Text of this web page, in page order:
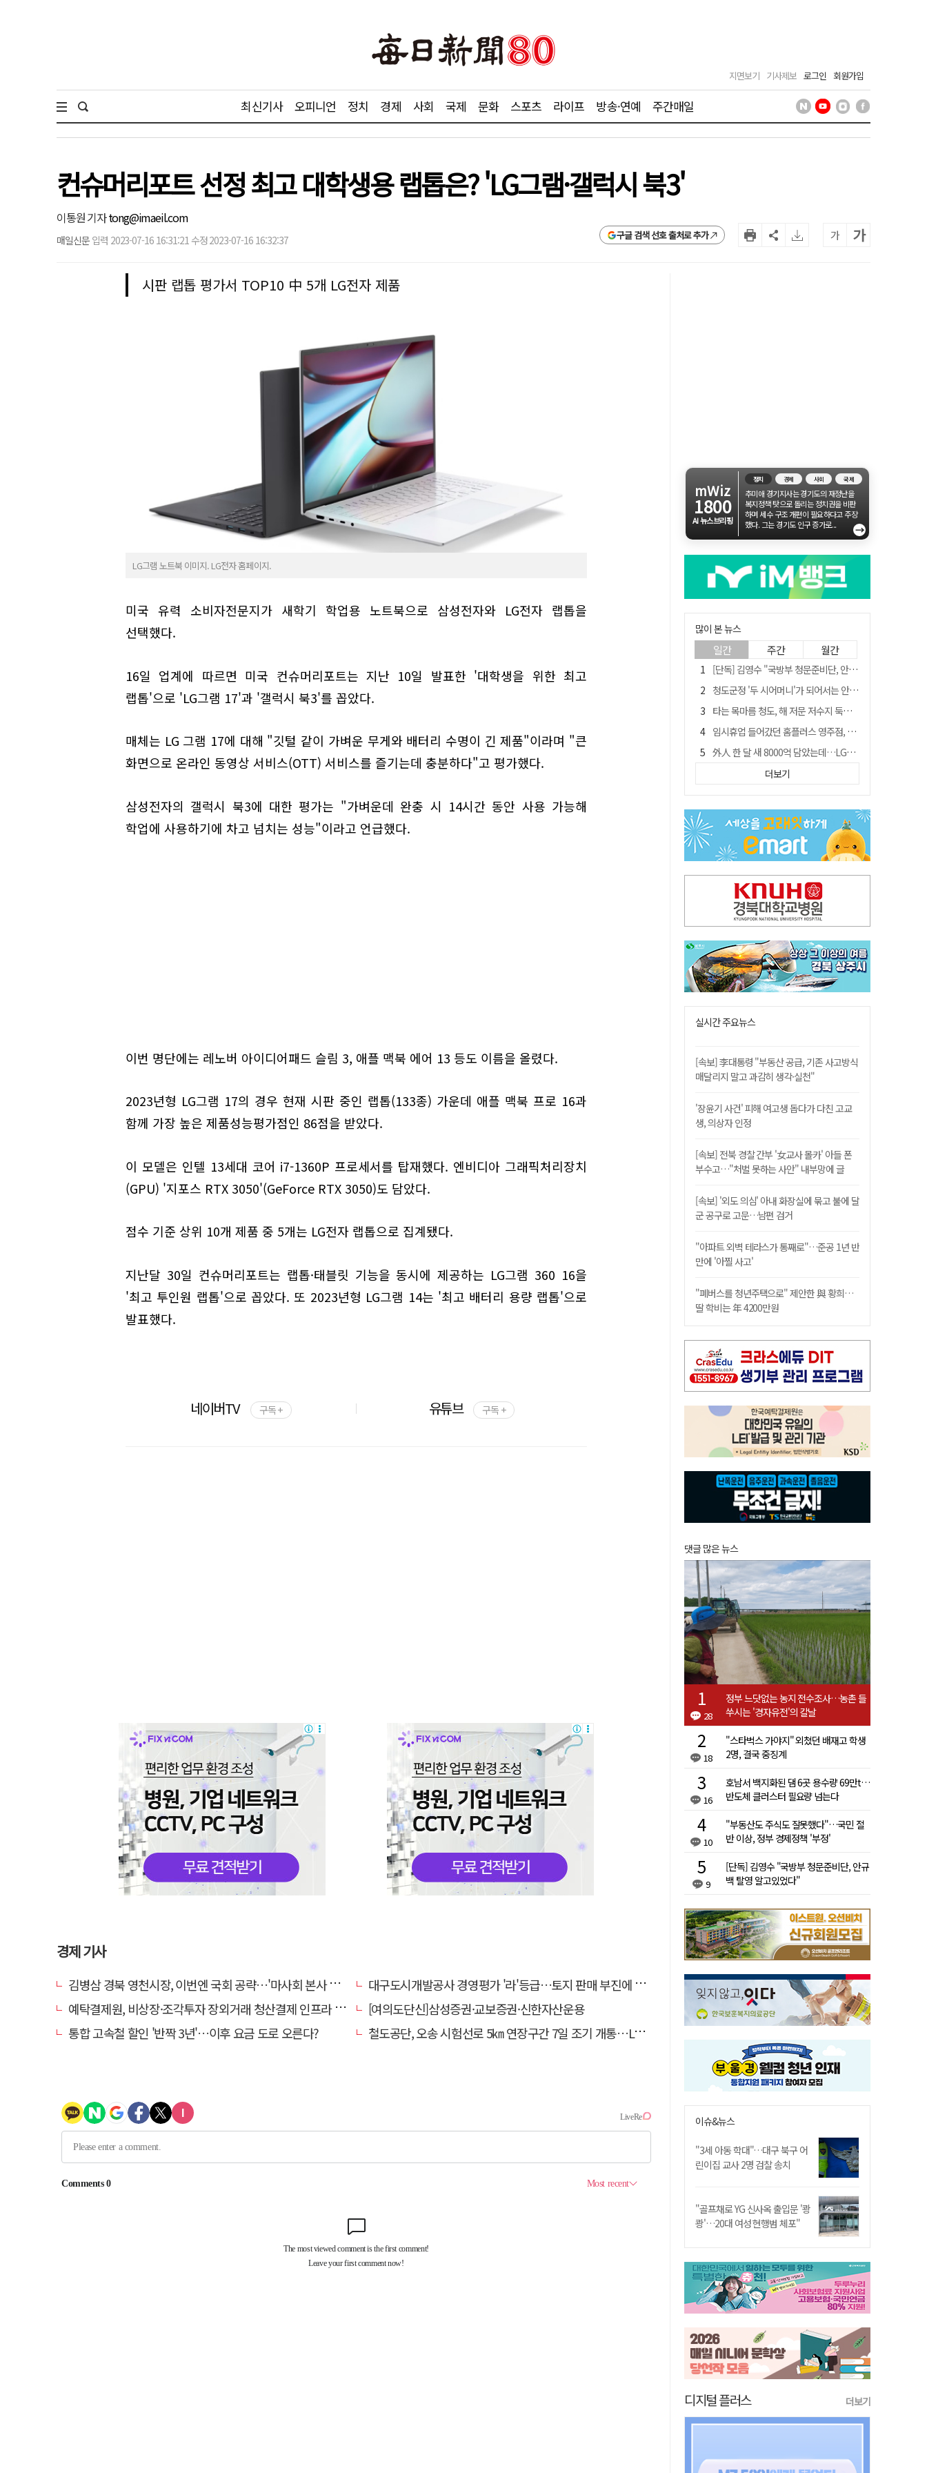
지면보기 기사제보 로그인 회원가입
최신기사 오피니언 정치 경제 사회 국제 문화 스포츠 라이프 방송·연예 주간매일
컨슈머리포트 선정 최고 대학생용 랩톱은? 'LG그램·갤럭시 북3'
이통원 기자tong@imaeil.com
매일신문 입력 2023-07-16 16:31:21 수정 2023-07-16 16:32:37 구글 검색 선호 출처로 추가 가 가
시판 랩톱 평가서 TOP10 中 5개 LG전자 제품
LG그램 노트북 이미지. LG전자 홈페이지.
미국 유력 소비자전문지가 새학기 학업용 노트북으로 삼성전자와 LG전자 랩톱을
선택했다.
16일 업계에 따르면 미국 컨슈머리포트는 지난 10일 발표한 '대학생을 위한 최고
랩톱'으로 'LG그램 17'과 '갤럭시 북3'를 꼽았다.
매체는 LG 그램 17에 대해 "깃털 같이 가벼운 무게와 배터리 수명이 긴 제품"이라며 "큰
화면으로 온라인 동영상 서비스(OTT) 서비스를 즐기는데 충분하다"고 평가했다.
삼성전자의 갤럭시 북3에 대한 평가는 "가벼운데 완충 시 14시간 동안 사용 가능해
학업에 사용하기에 차고 넘치는 성능"이라고 언급했다.
이번 명단에는 레노버 아이디어패드 슬림 3, 애플 맥북 에어 13 등도 이름을 올렸다.
2023년형 LG그램 17의 경우 현재 시판 중인 랩톱(133종) 가운데 애플 맥북 프로 16과
함께 가장 높은 제품성능평가점인 86점을 받았다.
이 모델은 인텔 13세대 코어 i7-1360P 프로세서를 탑재했다. 엔비디아 그래픽처리장치
(GPU) '지포스 RTX 3050'(GeForce RTX 3050)도 담았다.
점수 기준 상위 10개 제품 중 5개는 LG전자 랩톱으로 집계됐다.
지난달 30일 컨슈머리포트는 랩톱·태블릿 기능을 동시에 제공하는 LG그램 360 16을
'최고 투인원 랩톱'으로 꼽았다. 또 2023년형 LG그램 14는 '최고 배터리 용량 랩톱'으로
발표했다.
네이버TV 구독 + 유튜브 구독 +
경제 기사
김병삼 경북 영천시장, 이번엔 국회 공략…'마사회 본사 이전·광역교통망 확충' 요청
대구도시개발공사 경영평가 '라'등급…토지 판매 부진에 1년 만에 두 단계 '뚝'
예탁결제원, 비상장·조각투자 장외거래 청산결제 인프라 구축 착수…연내 가동
[여의도단신]삼성증권·교보증권·신한자산운용
통합 고속철 할인 '반짝 3년'…이후 요금 도로 오른다?
철도공단, 오송 시험선로 5㎞ 연장구간 7일 조기 개통…LA 메트로 사업 지원
mWiz
1800
AI 뉴스브리핑
정치 경제 사회 국제
추미애 경기지사는 경기도의 재정난을
복지정책 탓으로 돌리는 정치권을 비판
하며 세수 구조 개편이 필요하다고 주장
했다. 그는 경기도 인구 증가로...
→
많이 본 뉴스
일간 주간 월간
[단독] 김영수 "국방부 청문준비단, 안규백 탈영 알고있었다"
청도군정 '두 시어머니'가 되어서는 안된다
타는 목마름 청도, 해 저문 저수지 둑에 군수가 서 있었다
임시휴업 들어갔던 홈플러스 영주점, 7일 영업 재개…지하 1층만 운영
外人 한 달 새 8000억 담았는데…LG이노텍 목표주가는 왜 엇갈릴까
신세계사이먼, 대구 아울렛 토지매매 계약 체결… 사업 본궤도
"상법개정해도 주주가 '봉'"…하이닉스 솔리다임 상장설에 술렁[개미와글와글]
이의준 전 경북도 새마을봉사과장, 제28대 울릉군 부군수 취임
정청래, 靑 겨냥... "신천지·레버리지·호남 반도체 겁박 사과하라"
더보기
실시간 주요뉴스
[속보] 李대통령 "부동산 공급, 기존 사고방식
매달리지 말고 과감히 생각·실천"
'장윤기 사건' 피해 여고생 돕다가 다친 고교
생, 의상자 인정
[속보] 전북 경찰 간부 '女교사 몰카' 아들 폰
부수고…"처벌 못하는 사안" 내부망에 글
[속보] '외도 의심' 아내 화장실에 묶고 불에 달
군 공구로 고문…남편 검거
"아파트 외벽 테라스가 통째로"…준공 1년 반
만에 '아찔 사고'
"폐버스를 청년주택으로" 제안한 與 황희…
딸 학비는 年 4200만원
댓글 많은 뉴스
28
정부 느닷없는 농지 전수조사…농촌 들
쑤시는 '경자유전'의 칼날
18
"스타벅스 가야지" 외쳤던 배재고 학생
2명, 결국 중징계
16
호남서 백지화된 댐 6곳 용수량 69만t…
반도체 클러스터 필요량 넘는다
10
"부동산도 주식도 잘못했다"…국민 절
반 이상, 정부 경제정책 '부정'
9
[단독] 김영수 "국방부 청문준비단, 안규
백 탈영 알고있었다"
이슈&뉴스
"3세 아동 학대"…대구 북구 어
린이집 교사 2명 검찰 송치
"골프채로 YG 신사옥 출입문 '쾅
쾅'…20대 여성 현행범 체포"
디지털 플러스 더보기